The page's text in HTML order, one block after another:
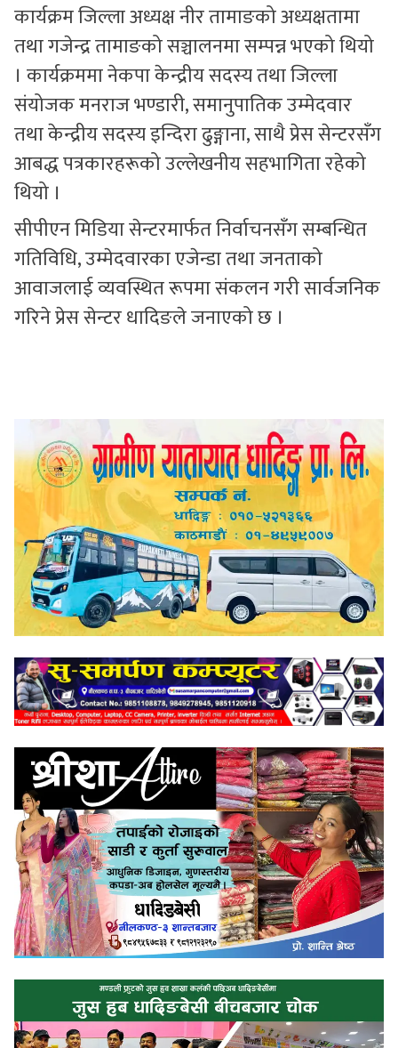
कार्यक्रम जिल्ला अध्यक्ष नीर तामाङको अध्यक्षतामा
तथा गजेन्द्र तामाङको सञ्चालनमा सम्पन्न भएको थियो
। कार्यक्रममा नेकपा केन्द्रीय सदस्य तथा जिल्ला
संयोजक मनराज भण्डारी, समानुपातिक उम्मेदवार
तथा केन्द्रीय सदस्य इन्दिरा ढुङ्गाना, साथै प्रेस सेन्टरसँग
आबद्ध पत्रकारहरूको उल्लेखनीय सहभागिता रहेको
थियो ।
सीपीएन मिडिया सेन्टरमार्फत निर्वाचनसँग सम्बन्धित
गतिविधि, उम्मेदवारका एजेन्डा तथा जनताको
आवाजलाई व्यवस्थित रूपमा संकलन गरी सार्वजनिक
गरिने प्रेस सेन्टर धादिङले जनाएको छ ।